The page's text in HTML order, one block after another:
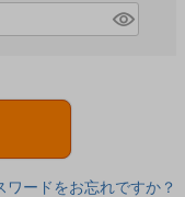
ワードをお忘れですか？